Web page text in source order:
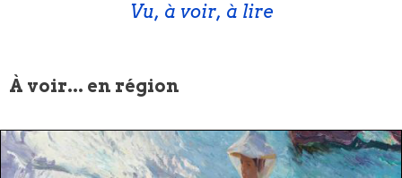
Vu, à voir, à lire
À voir... en région